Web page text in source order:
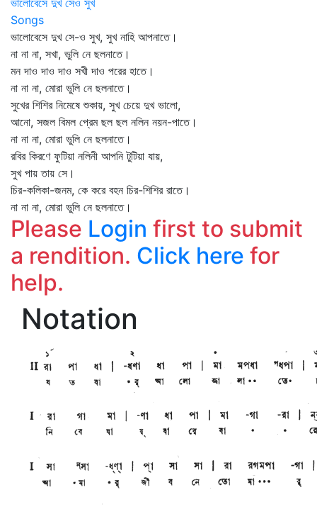
ভালোবেসে দুখ সেও সুখ
Songs
ভালোবেসে দুখ সে-ও সুখ, সুখ নাহি আপনাতে।
না না না, সখা, ভুলি নে ছলনাতে।
মন দাও দাও দাও সখী দাও পরের হাতে।
না না না, মোরা ভুলি নে ছলনাতে।
সুখের শিশির নিমেষে শুকায়, সুখ চেয়ে দুখ ভালো,
আনো, সজল বিমল প্রেম ছল ছল নলিন নয়ন-পাতে।
না না না, মোরা ভুলি নে ছলনাতে।
রবির কিরণে ফুটিয়া নলিনী আপনি টুটিয়া যায়,
সুখ পায় তায় সে।
চির-কলিকা-জনম, কে করে বহন চির-শিশির রাতে।
না না না, মোরা ভুলি নে ছলনাতে।
Please Login first to submit
a rendition. Click here for
help.
Notation